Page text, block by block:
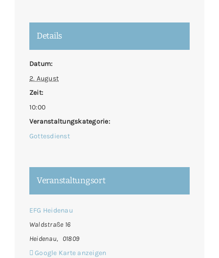
Details
Datum:
2. August
Zeit:
10:00
Veranstaltungskategorie:
Gottesdienst
Veranstaltungsort
EFG Heidenau
Waldstraße 16
Heidenau, 01809
Google Karte anzeigen